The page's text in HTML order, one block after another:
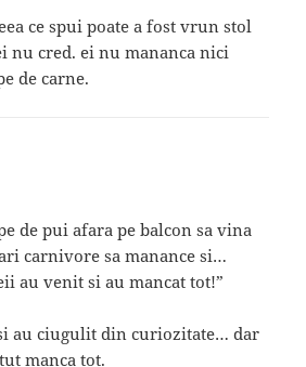
ce spui poate a fost vrun stol
nu cred. ei nu mananca nici
de carne.
de pui afara pe balcon sa vina
carnivore sa manance si…
au venit si au mancat tot!”
au ciugulit din curiozitate… dar
manca tot.